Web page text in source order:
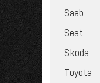
Saab
Seat
Skoda
Toyota